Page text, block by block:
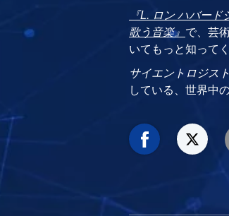
『L. ロン ハバー
歌う音楽』 で、芸
いてもっと知ってく
サイエントロジス
している、世界中